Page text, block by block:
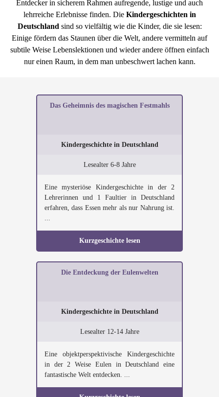
Entdecker in sicherem Rahmen aufregende, lustige und auch
lehrreiche Erlebnisse finden. Die Kindergeschichten in
Deutschland sind so vielfältig wie die Kinder, die sie lesen:
Einige fördern das Staunen über die Welt, andere vermitteln auf
subtile Weise Lebenslektionen und wieder andere öffnen einfach
nur einen Raum, in dem man unbeschwert lachen kann.
Das Geheimnis des magischen Festmahls
Kindergeschichte in Deutschland
Lesealter 6-8 Jahre
Eine mysteriöse Kindergeschichte in der 2
Lehrerinnen und 1 Faultier in Deutschland
erfahren, dass Essen mehr als nur Nahrung ist.
...
Kurzgeschichte lesen
Die Entdeckung der Eulenwelten
Kindergeschichte in Deutschland
Lesealter 12-14 Jahre
Eine objektperspektivische Kindergeschichte
in der 2 Weise Eulen in Deutschland eine
fantastische Welt entdecken. ...